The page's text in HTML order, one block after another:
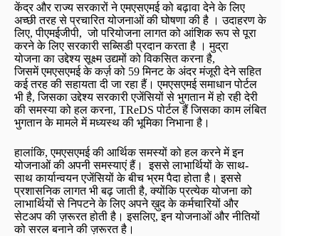
केंद्र और राज्य सरकारों ने एमएसएमई को बढ़ावा देने के लिए
अच्छी तरह से प्रचारित योजनाओं की घोषणा की है । उदाहरण के
लिए, पीएमईजीपी, जो परियोजना लागत को आंशिक रूप से पूरा
करने के लिए सरकारी सब्सिडी प्रदान करता है । मुद्रा
योजना का उद्देश्य सूक्ष्म उद्यमों को विकसित करना है,
जिसमें एमएसएमई के कर्ज़ को 59 मिनट के अंदर मंजूरी देने सहित
कई तरह की सहायता दी जा रहा हैं। एमएसएमई समाधान पोर्टल
भी है, जिसका उद्देश्य सरकारी एजेंसियों से भुगतान में हो रही देरी
की समस्या को हल करना, TReDS पोर्टल हैं जिसका काम लंबित
भुगतान के मामले में मध्यस्थ की भूमिका निभाना है।
हालांकि, एमएसएमई की आर्थिक समस्यों को हल करने में इन
योजनाओं की अपनी समस्याएं हैं। इससे लाभार्थियों के साथ-
साथ कार्यान्वयन एजेंसियों के बीच भ्रम पैदा होता है। इससे
प्रशासनिक लागत भी बढ़ जाती है, क्योंकि प्रत्येक योजना को
लाभार्थियों से निपटने के लिए अपने ख़ुद के कर्मचारियों और
सेटअप की ज़रूरत होती है। इसलिए, इन योजनाओं और नीतियों
को सरल बनाने की ज़रूरत है।